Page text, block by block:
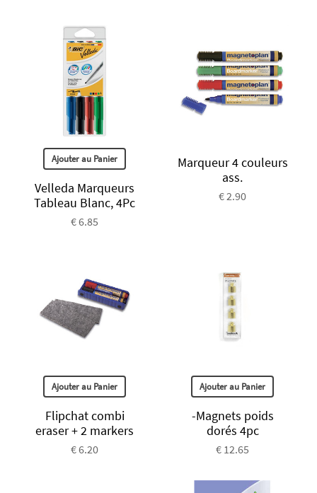
Ajouter au Panier
Velleda Marqueurs
Tableau Blanc, 4Pc
€ 6.85
Marqueur 4 couleurs
ass.
€ 2.90
Ajouter au Panier
Flipchat combi
eraser + 2 markers
€ 6.20
Ajouter au Panier
-Magnets poids
dorés 4pc
€ 12.65